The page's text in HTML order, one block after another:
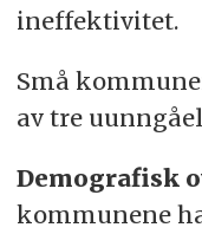
ineffektivitet.
Små
av tre
Demografisk
kommunene